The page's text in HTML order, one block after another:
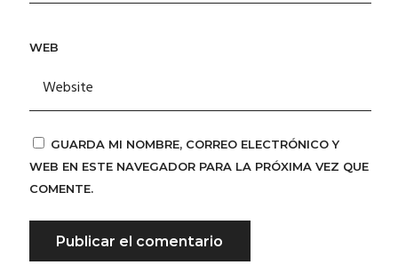
WEB
GUARDA MI NOMBRE, CORREO ELECTRÓNICO Y
WEB EN ESTE NAVEGADOR PARA LA PRÓXIMA VEZ QUE
COMENTE.